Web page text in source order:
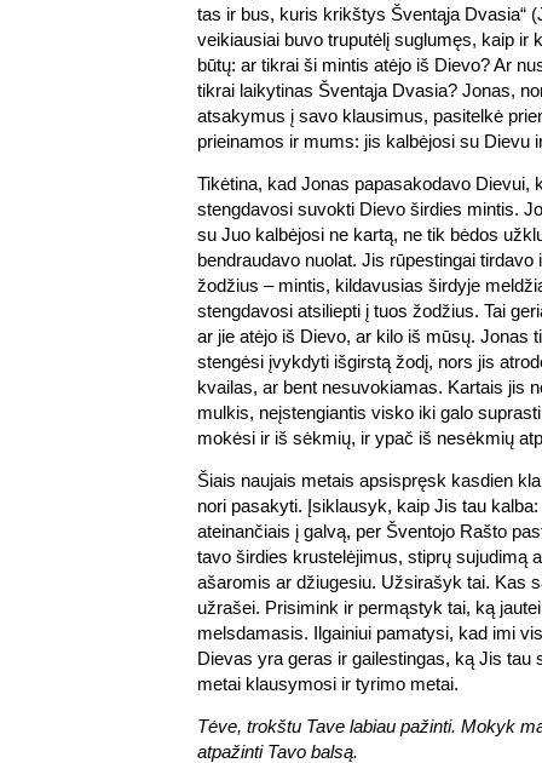
tas ir bus, kuris krikštys Šventąja Dvasia“
veikiausiai buvo truputėlį suglumęs, kaip ir
būtų: ar tikrai ši mintis atėjo iš Dievo? Ar
tikrai laikytinas Šventąja Dvasia? Jonas,
atsakymus į savo klausimus, pasitelkė
prieinamos ir mums: jis kalbėjosi su Dievu
Tikėtina, kad Jonas papasakodavo Dievui,
stengdavosi suvokti Dievo širdies mintis.
su Juo kalbėjosi ne kartą, ne tik bėdos
bendraudavo nuolat. Jis rūpestingai
žodžius – mintis, kildavusias širdyje
stengdavosi atsiliepti į tuos žodžius. Tai
ar jie atėjo iš Dievo, ar kilo iš mūsų. Jonas
stengėsi įvykdyti išgirstą žodį, nors jis
kvailas, ar bent nesuvokiamas. Kartais jis
mulkis, neįstengiantis visko iki galo
mokėsi ir iš sėkmių, ir ypač iš nesėkmių
Šiais naujais metais apsispręsk kasdien
nori pasakyti. Įsiklausyk, kaip Jis tau
ateinančiais į galvą, per Šventojo Rašto
tavo širdies krustelėjimus, stiprų sujudimą
ašaromis ar džiugesiu. Užsirašyk tai. Kas
užrašei. Prisimink ir permąstyk tai, ką
melsdamasis. Ilgainiui pamatysi, kad imi
Dievas yra geras ir gailestingas, ką Jis tau
metai klausymosi ir tyrimo metai.
Tėve, trokštu Tave labiau pažinti. Mokyk
atpažinti Tavo balsą.